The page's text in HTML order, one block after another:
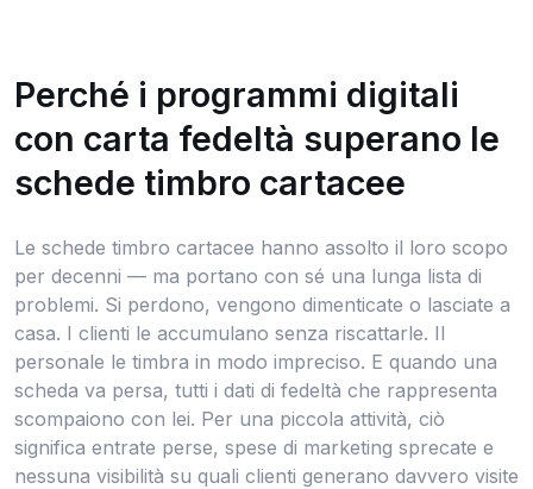
Perché i programmi digitali
con carta fedeltà superano le
schede timbro cartacee
Le schede timbro cartacee hanno assolto il loro scopo
per decenni — ma portano con sé una lunga lista di
problemi. Si perdono, vengono dimenticate o lasciate a
casa. I clienti le accumulano senza riscattarle. Il
personale le timbra in modo impreciso. E quando una
scheda va persa, tutti i dati di fedeltà che rappresenta
scompaiono con lei. Per una piccola attività, ciò
significa entrate perse, spese di marketing sprecate e
nessuna visibilità su quali clienti generano davvero visite